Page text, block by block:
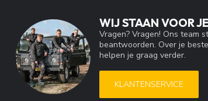
WIJ STAAN VOOR
Vragen? Vragen! Ons team
beantwoorden. Over je
helpen je graag verder.
KLANTENSERVICE